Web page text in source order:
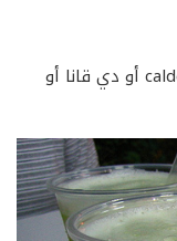
في البرازيل يسمي عصير قصب السكر بـ caldo أو دي قانا أو